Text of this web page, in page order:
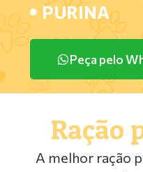
PURINA
Peça pelo
Ração
A melhor ração